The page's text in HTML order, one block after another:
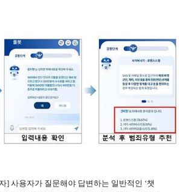
] 사용자가 질문해야 답변하는 일반적인 ‘챗